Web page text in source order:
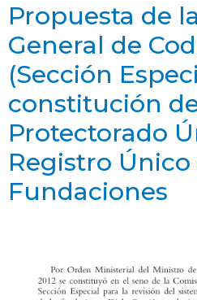
Propuesta de
General de
(Sección
constitución
Protectorado
Registro Único
Fundaciones